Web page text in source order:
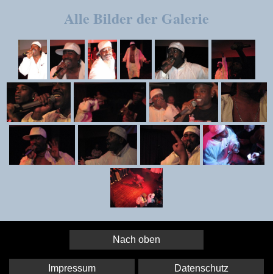
Alle Bilder der Galerie
Nach oben
Impressum Datenschutz